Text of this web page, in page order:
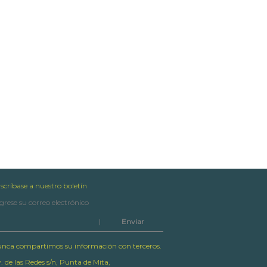
a nuestro boletín
|
compartimos su información con terceros.
de las Redes s/n, Punta de Mita,